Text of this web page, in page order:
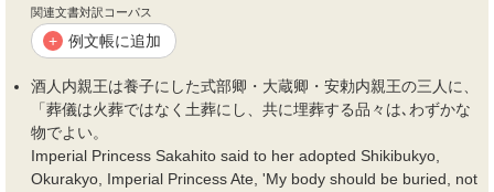
関連文書対訳コーパス
+ 例文帳に追加
酒人内親王は養子にした式部卿・大蔵卿・安勅内親王の三人に、
「葬儀は火葬ではなく 土葬にし、共に埋葬する品々は､わずかな
物でよい。
Imperial Princess Sakahito said to her adopted Shikibukyo,
Okurakyo, Imperial Princess Ate, 'My body should be buried, not